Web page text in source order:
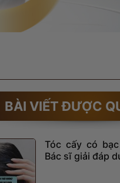
BÀI VIẾT ĐƯỢC
Tóc cấy có
Bác sĩ giải đáp